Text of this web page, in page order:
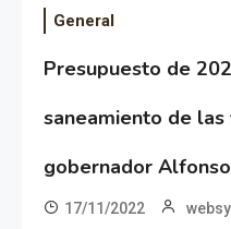
General
Presupuesto de
saneamiento de
gobernador
17/11/2022